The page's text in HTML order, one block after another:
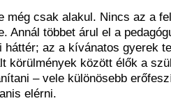
még csak alakul. Nincs az a
Annál többet árul el a
háttér; az a kívánatos gyerek
körülmények között élők a
– vele különösebb
elérni.